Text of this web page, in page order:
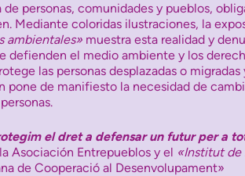
personas, comunidades y pueblos,
Mediante coloridas ilustraciones, la
ambientales» muestra esta realidad y
defienden el medio ambiente y los
las personas desplazadas o
pone de manifiesto la necesidad de
el dret a defensar un futur per a
Asociación Entrepueblos y el «Institut de
de Cooperació al Desenvolupament»